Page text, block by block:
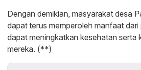
Dengan demikian, masyarakat desa
dapat terus memperoleh manfaat dari
dapat meningkatkan kesehatan serta
mereka. (**)